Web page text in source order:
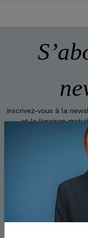
Inscrivez-vous à la
et la livraison
J'ai lu la notice
accepté le